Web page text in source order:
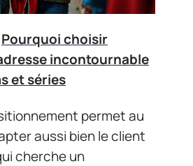
Pourquoi choisir
incontournable
et séries
permet au
aussi bien le client
cherche un